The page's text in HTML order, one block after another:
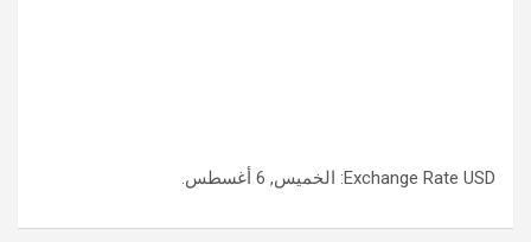
Exchange Rate USD : الخميس, 6 أغسطس.